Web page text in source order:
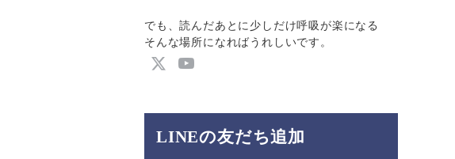
でも、読んだあとに少しだけ呼吸が楽になる
そんな場所になればうれしいです。
LINEの友だち追加